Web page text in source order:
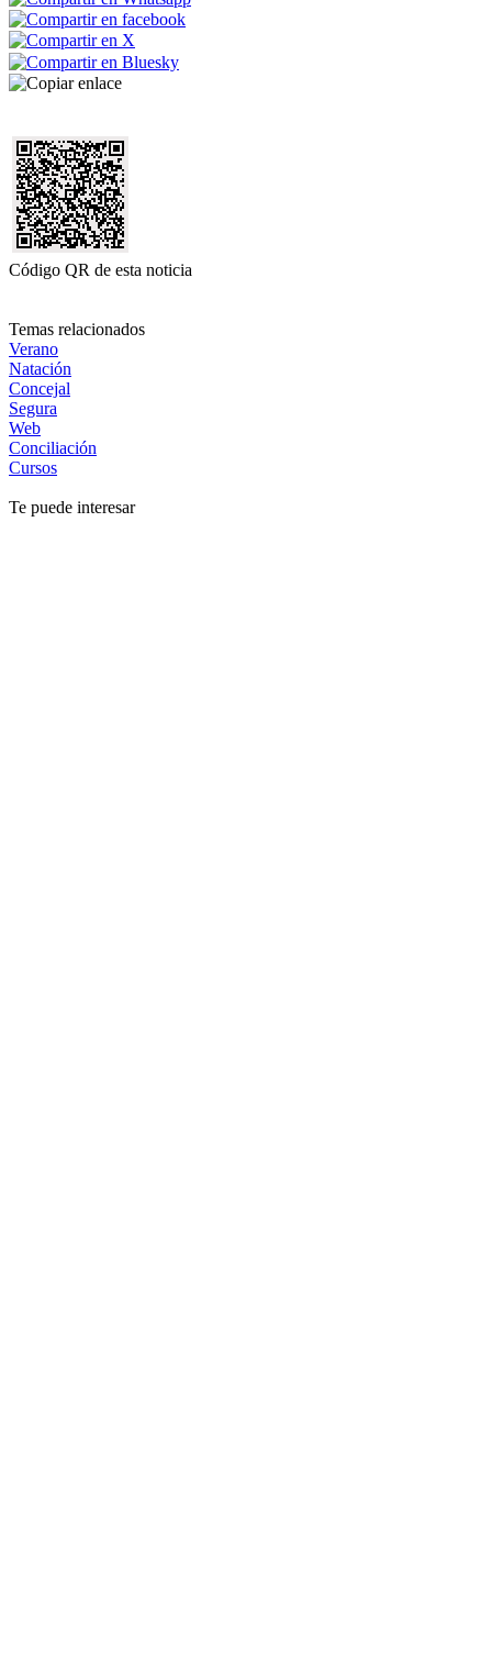
Código QR de esta noticia
Temas relacionados
Verano
Natación
Concejal
Segura
Web
Conciliación
Cursos
Te puede interesar